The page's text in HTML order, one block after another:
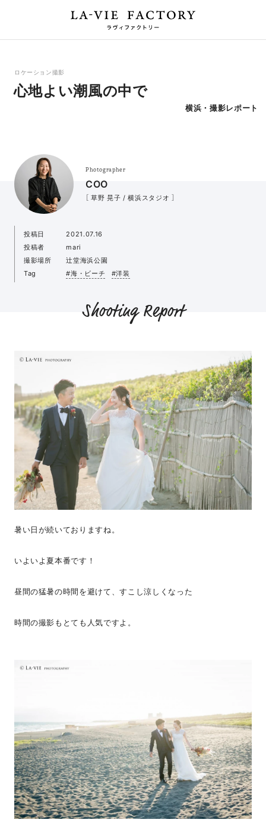
ロケーション撮影
心地よい潮風の中で
横浜・撮影レポート
Photographer
COO
［ 草野 晃子 / 横浜スタジオ ］
投稿日
2021.07.16
投稿者
mari
撮影場所
辻堂海浜公園
Tag
#海・ビーチ #洋装
Shooting Report
暑い日が続いておりますね。
いよいよ夏本番です！
昼間の猛暑の時間を避けて、すこし涼しくなった
時間の撮影もとても人気ですよ。